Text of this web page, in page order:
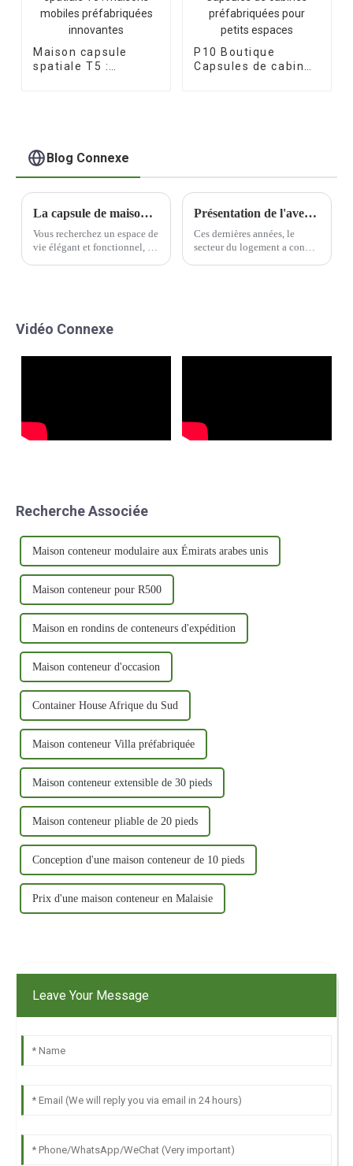
Maison capsule
spatiale T5 :
P10 Boutique
Capsules de cabines
Blog Connexe
La capsule de maison préfabriquée portable ultime : une vie élégante et pratique
Vous recherchez un espace de
vie élégant et fonctionnel, à
parfaitement confort et
Présentation de l'avenir du logement : les maisons préfabriquées
Ces dernières années, le
secteur du logement a connu
Vidéo Connexe
Recherche Associée
Maison conteneur modulaire aux Émirats arabes unis
Maison conteneur pour R500
Maison en rondins de conteneurs d'expédition
Maison conteneur d'occasion
Container House Afrique du Sud
Maison conteneur Villa préfabriquée
Maison conteneur extensible de 30 pieds
Maison conteneur pliable de 20 pieds
Conception d'une maison conteneur de 10 pieds
Prix ​​d'une maison conteneur en Malaisie
Leave Your Message